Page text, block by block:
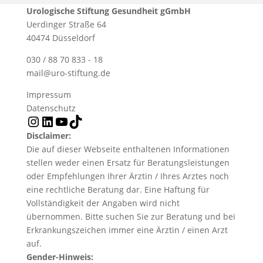
Urologische Stiftung Gesundheit gGmbH
Uerdinger Straße 64
40474 Düsseldorf
030 / 88 70 833 - 18
mail@uro-stiftung.de
Impressum
Datenschutz
Instagram
LinkedIn
YouTube
TikTok
Disclaimer:
Die auf dieser Webseite enthaltenen Informationen
stellen weder einen Ersatz für Beratungsleistungen
oder Empfehlungen Ihrer Ärztin / Ihres Arztes noch
eine rechtliche Beratung dar. Eine Haftung für
Vollständigkeit der Angaben wird nicht
übernommen. Bitte suchen Sie zur Beratung und bei
Erkrankungszeichen immer eine Ärztin / einen Arzt
auf.
Gender-Hinweis: